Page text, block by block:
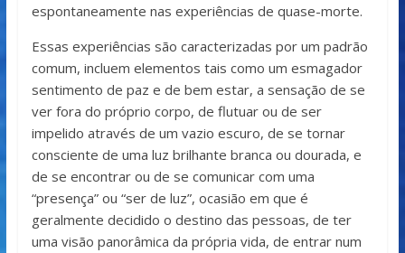
espontaneamente nas experiências de quase-morte.
Essas experiências são caracterizadas por um padrão
comum, incluem elementos tais como um esmagador
sentimento de paz e de bem estar, a sensação de se
ver fora do próprio corpo, de flutuar ou de ser
impelido através de um vazio escuro, de se tornar
consciente de uma luz brilhante branca ou dourada, e
de se encontrar ou de se comunicar com uma
“presença” ou “ser de luz”, ocasião em que é
geralmente decidido o destino das pessoas, de ter
uma visão panorâmica da própria vida, de entrar num